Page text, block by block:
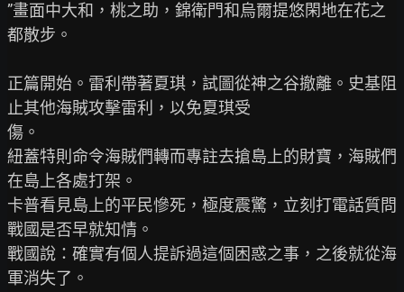
”畫面中大和，桃之助，錦衛門和烏爾提悠閑地在花之
都散步。
正篇開始。雷利帶著夏琪，試圖從神之谷撤離。史基阻
止其他海賊攻擊雷利，以免夏琪受
傷。
紐蓋特則命令海賊們轉而專註去搶島上的財寶，海賊們
在島上各處打架。
卡普看見島上的平民慘死，極度震驚，立刻打電話質問
戰國是否早就知情。
戰國說：確實有個人提訴過這個困惑之事，之後就從海
軍消失了。